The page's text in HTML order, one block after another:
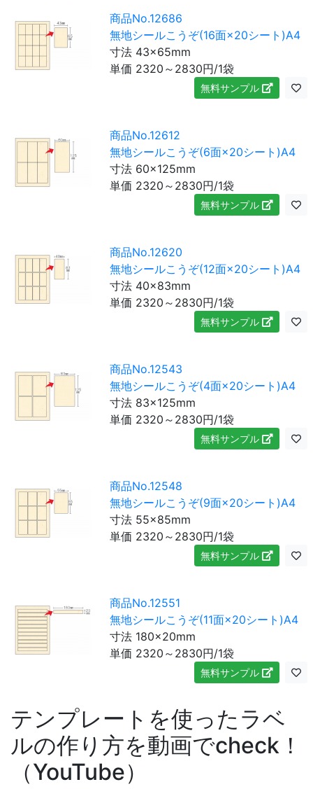
商品No.12686
無地シールこうぞ(16面×20シート)A4
寸法 43×65mm
単価 2320～2830円/1袋
無料サンプル
商品No.12612
無地シールこうぞ(6面×20シート)A4
寸法 60×125mm
単価 2320～2830円/1袋
無料サンプル
商品No.12620
無地シールこうぞ(12面×20シート)A4
寸法 40×83mm
単価 2320～2830円/1袋
無料サンプル
商品No.12543
無地シールこうぞ(4面×20シート)A4
寸法 83×125mm
単価 2320～2830円/1袋
無料サンプル
商品No.12548
無地シールこうぞ(9面×20シート)A4
寸法 55×85mm
単価 2320～2830円/1袋
無料サンプル
商品No.12551
無地シールこうぞ(11面×20シート)A4
寸法 180×20mm
単価 2320～2830円/1袋
無料サンプル
テンプレートを使ったラベ
ルの作り方を動画でcheck！
（YouTube）